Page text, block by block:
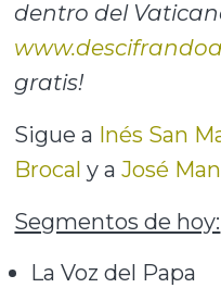
dentro del
gratis!
Sigue a Inés San
Brocal y aJosé
Segmentos de hoy:
La Voz del Papa